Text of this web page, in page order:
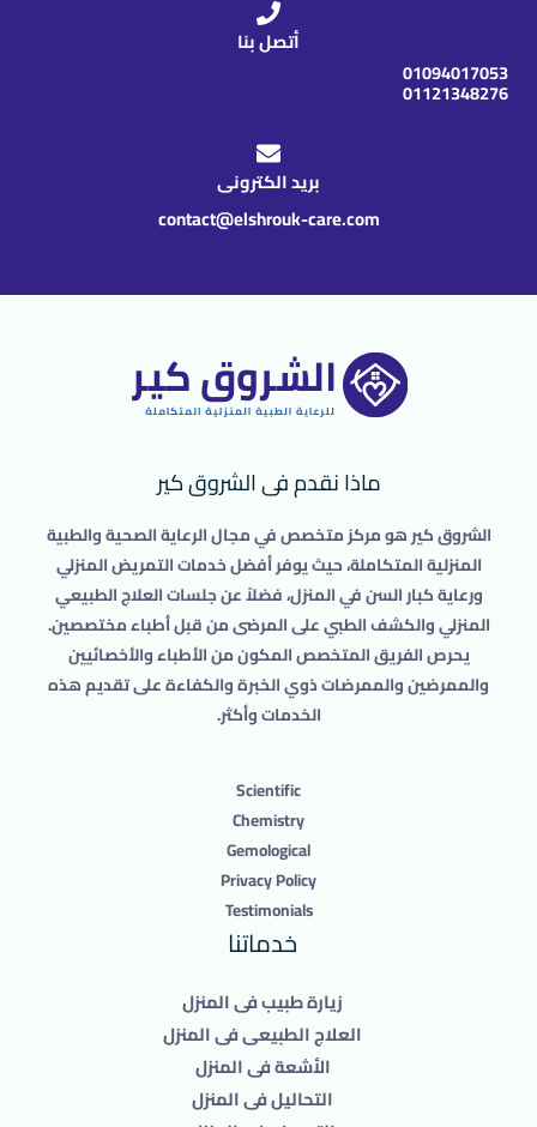
أتصل بنا
01094017053
01121348276
بريد الكترونى
contact@elshrouk-care.com
ماذا نقدم فى الشروق كير
الشروق كير هو مركز متخصص في مجال الرعاية الصحية والطبية
المنزلية المتكاملة، حيث يوفر أفضل خدمات التمريض المنزلي
ورعاية كبار السن في المنزل، فضلاً عن جلسات العلاج الطبيعي
المنزلي والكشف الطبي على المرضى من قبل أطباء مختصصين.
يحرص الفريق المتخصص المكون من الأطباء والأخصائيين
والممرضين والممرضات ذوي الخبرة والكفاءة على تقديم هذه
الخدمات وأكثر.
Scientific
Chemistry
Gemological
Privacy Policy
Testimonials
خدماتنا
زيارة طبيب فى المنزل
العلاج الطبيعى فى المنزل
الأشعة فى المنزل
التحاليل فى المنزل